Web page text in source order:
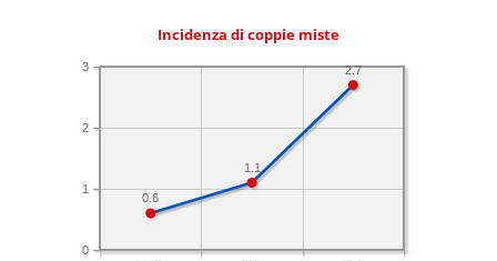
Incidenza di coppie miste
0
1
2
3 2.7
1.1
0.6